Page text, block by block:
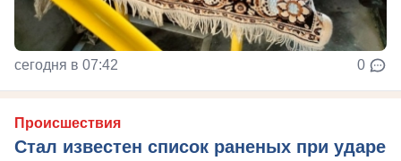
сегодня в 07:42 0
Происшествия
Стал известен список раненых при ударе